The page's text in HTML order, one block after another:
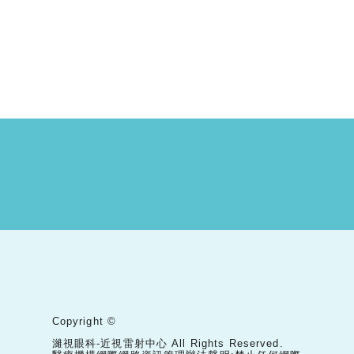
Copyright ©
濰視眼科-近視雷射中心 All Rights Reserved.